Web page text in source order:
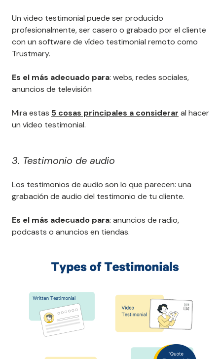
Un video testimonial puede ser producido
profesionalmente, ser casero o grabado por el cliente
con un software de vídeo testimonial remoto como
Trustmary.
Es el más adecuado para: webs, redes sociales,
anuncios de televisión
Mira estas 5 cosas principales a considerar al hacer
un vídeo testimonial.
3. Testimonio de audio
Los testimonios de audio son lo que parecen: una
grabación de audio del testimonio de tu cliente.
Es el más adecuado para: anuncios de radio,
podcasts o anuncios en tiendas.